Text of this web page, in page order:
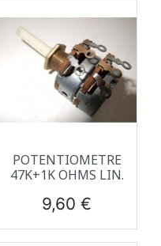
POTENTIOMETRE
47K+1K OHMS LIN.
Prix
9,60 €